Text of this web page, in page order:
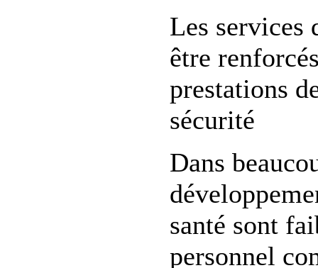
Les services
être
prestations
sécurité
Dans
santé sont
personnel